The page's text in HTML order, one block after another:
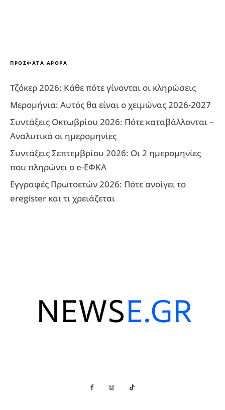
ΠΡΌΣΦΑΤΑ ΆΡΘΡΑ
Τζόκερ 2026: Κάθε πότε γίνονται οι κληρώσεις
Μερομήνια: Αυτός θα είναι ο χειμώνας 2026-2027
Συντάξεις Οκτωβρίου 2026: Πότε καταβάλλονται –
Αναλυτικά οι ημερομηνίες
Συντάξεις Σεπτεμβρίου 2026: Οι 2 ημερομηνίες
που πληρώνει ο e-ΕΦΚΑ
Εγγραφές Πρωτοετών 2026: Πότε ανοίγει το
eregister και τι χρειάζεται